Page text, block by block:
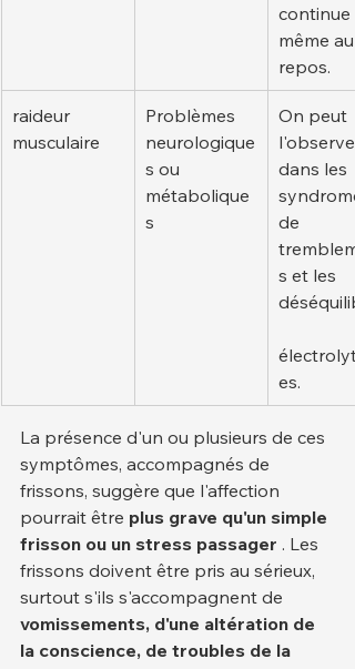
continue
même au
repos.
raideur
musculaire
Problèmes
neurologique
s ou
métabolique
s
On peut
l'observer
dans les
de
s et les
es.
La présence d'un ou plusieurs de ces
symptômes, accompagnés de
frissons, suggère que l'affection
pourrait être plus grave qu'un simple
frisson ou un stress passager . Les
frissons doivent être pris au sérieux,
surtout s'ils s'accompagnent de
vomissements, d'une altération de
la conscience, de troubles de la